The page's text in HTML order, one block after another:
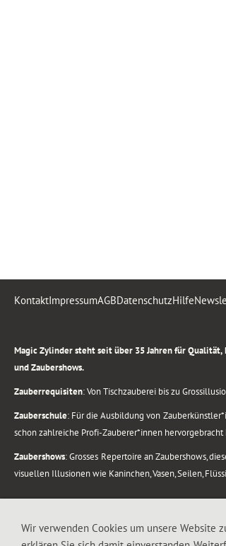
KontaktImpressumAGBDatenschutzHilfe
Magic Zylinder steht seit über 35 Jahren für
und Zaubershows.
Zauberrequisiten: Von Tischzauberei bis zu
Zauberschule: Für die Ausbildung von
schon zahlreiche Profi-Zauberer*innen hervorgebracht
Zaubershows: Grosses Repertoire an Zaubershows,
visuellen Illusionen wie Kaninchen, Vasen, Seilen,
.
Alle Rechte vorbehalten. © 1988-2026 Magic Zylinder
Wir verwenden Cookies um unsere Website